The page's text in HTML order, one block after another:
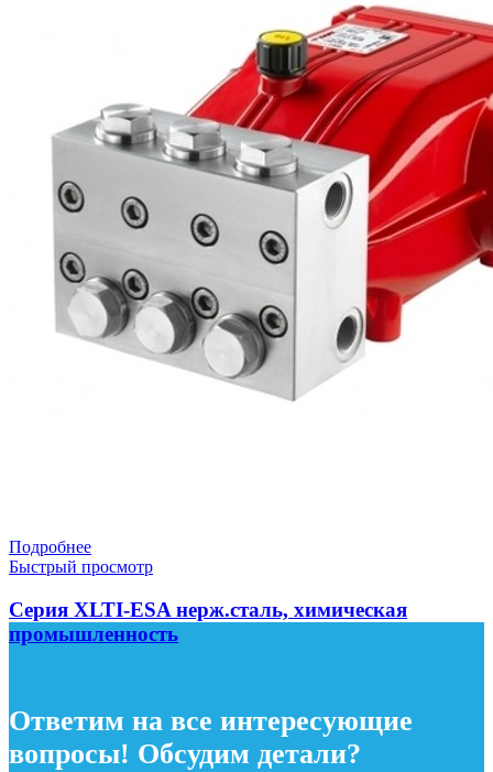
Подробнее
Быстрый просмотр
Серия XLTI-ESA нерж.сталь, химическая
промышленность
Ответим на все интересующие
вопросы! Обсудим детали?